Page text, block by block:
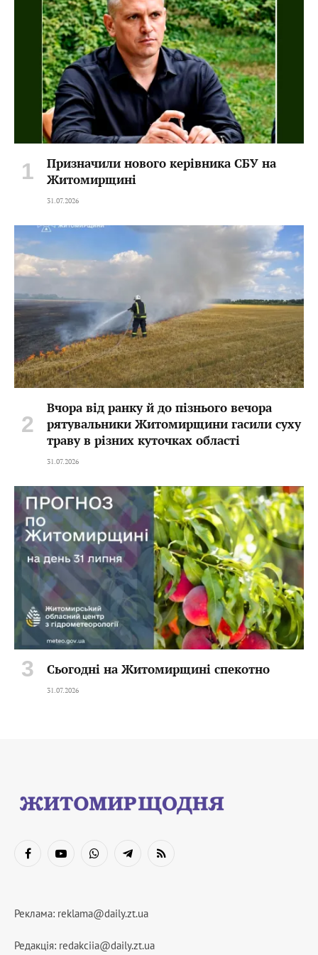
Призначили нового керівника СБУ на
Житомирщині
31.07.2026
Вчора від ранку й до пізнього вечора
рятувальники Житомирщини гасили суху
траву в різних куточках області
31.07.2026
Сьогодні на Житомирщині спекотно
31.07.2026
FacebookYouTubeWhatsAppTelegramRSS
Реклама: reklama@daily.zt.ua
Редакція: redakciia@daily.zt.ua